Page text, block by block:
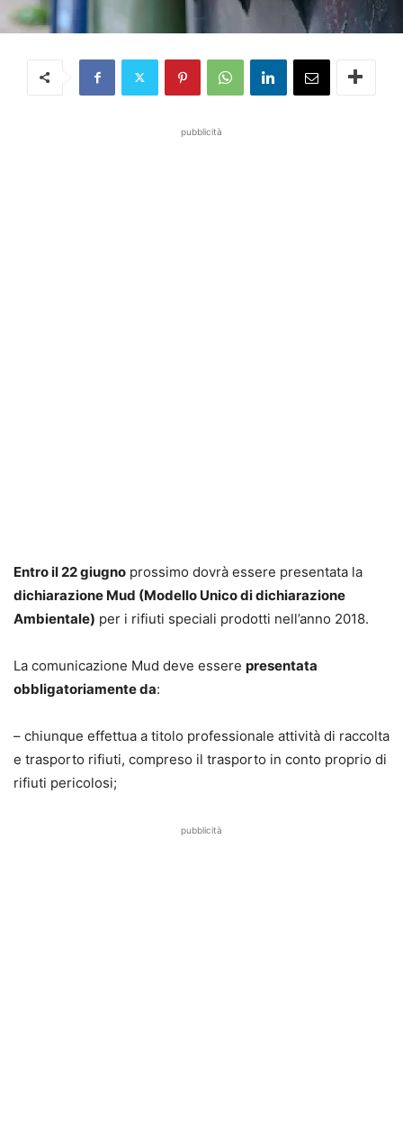
pubblicità
Entro il 22 giugno prossimo dovrà essere presentata la
dichiarazione Mud (Modello Unico di dichiarazione
Ambientale) per i rifiuti speciali prodotti nell’anno 2018.
La comunicazione Mud deve essere presentata
obbligatoriamente da:
– chiunque effettua a titolo professionale attività di raccolta
e trasporto rifiuti, compreso il trasporto in conto proprio di
rifiuti pericolosi;
pubblicità